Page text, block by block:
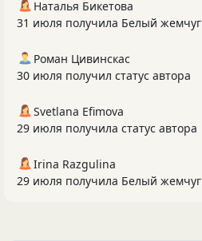
Наталья Бикетова
31 июля получила Белый жемчуг
Роман Цивинскас
30 июля получил статус автора
Svetlana Efimova
29 июля получила статус автора
Irina Razgulina
29 июля получила Белый жемчуг